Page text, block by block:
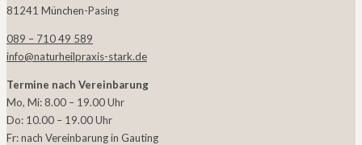
81241 München-Pasing
089 – 710 49 589
info@naturheilpraxis-stark.de
Termine nach Vereinbarung
Mo, Mi: 8.00 – 19.00 Uhr
Do: 10.00 – 19.00 Uhr
Fr: nach Vereinbarung in Gauting